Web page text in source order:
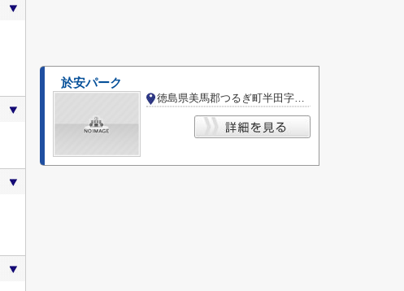
於安パーク
徳島県美馬郡つるぎ町半田字西久保